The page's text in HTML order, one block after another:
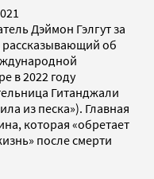
Дэймон Гэлгут за
об
в 2022 году
Гитанджали
из песка»). Главная
которая «обретает
после смерти